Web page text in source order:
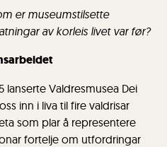
er museumstilsette
av korleis livet var før?
lanserte Valdresmusea Dei
inn i liva til fire valdrisar
som plar å representere
fortelje om utfordringar